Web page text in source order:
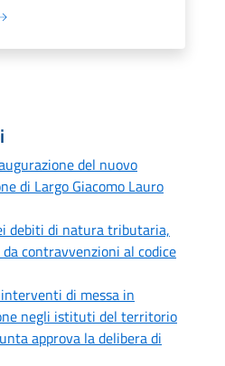
del nuovo
di Largo Giacomo Lauro
debiti di natura tributaria,
contravvenzioni al codice
di messa in
negli istituti del territorio
approva la delibera di